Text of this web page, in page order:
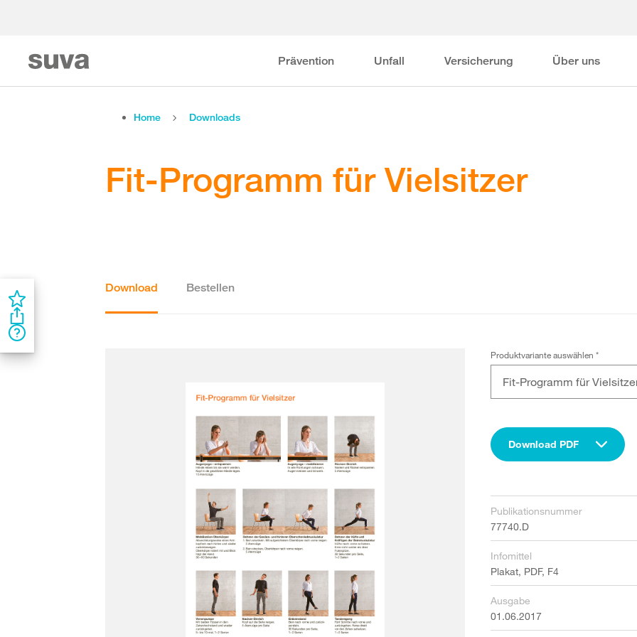
Prävention Unfall Versicherung Über uns
Home Downloads
Fit-Programm für Vielsitzer
Download Bestellen
Produktvariante auswählen *
Fit-Programm für
Download PDF
Publikationsnummer
77740.D
Infomittel
Plakat, PDF, F4
Ausgabe
01.06.2017